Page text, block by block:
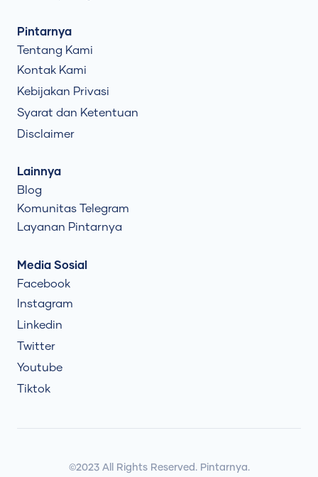
Pintarnya
Tentang Kami
Kontak Kami
Kebijakan Privasi
Syarat dan Ketentuan
Disclaimer
Lainnya
Blog
Komunitas Telegram
Layanan Pintarnya
Media Sosial
Facebook
Instagram
Linkedin
Twitter
Youtube
Tiktok
©2023 All Rights Reserved. Pintarnya.